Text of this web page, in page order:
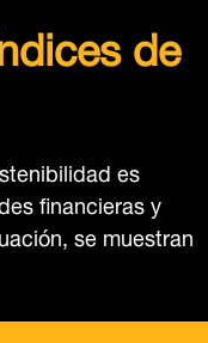
de
es
financieras y
se muestran